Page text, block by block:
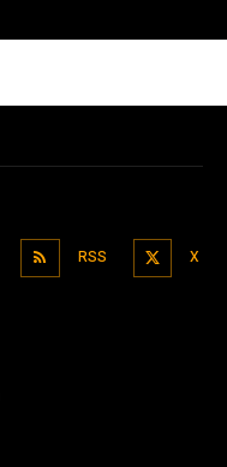
RSS X